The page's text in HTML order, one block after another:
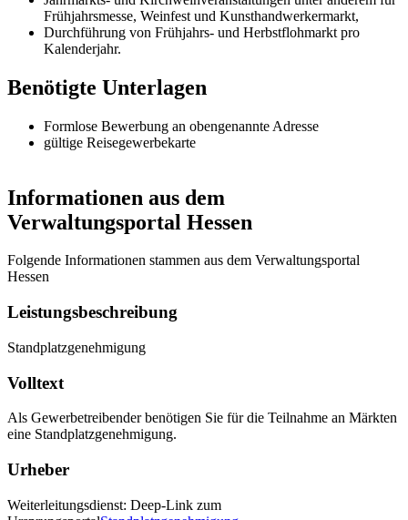
Frühjahrsmesse, Weinfest und Kunsthandwerkermarkt,
Durchführung von Frühjahrs- und Herbstflohmarkt pro
Kalenderjahr.
Benötigte Unterlagen
Formlose Bewerbung an obengenannte Adresse
gültige Reisegewerbekarte
Informationen aus dem
Verwaltungsportal Hessen
Folgende Informationen stammen aus dem Verwaltungsportal
Hessen
Leistungsbeschreibung
Standplatzgenehmigung
Volltext
Als Gewerbetreibender benötigen Sie für die Teilnahme an Märkten
eine Standplatzgenehmigung.
Urheber
Weiterleitungsdienst: Deep-Link zum